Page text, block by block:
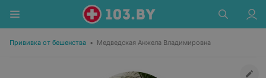
Прививка от бешенства • Медведская Анжела Владимировна